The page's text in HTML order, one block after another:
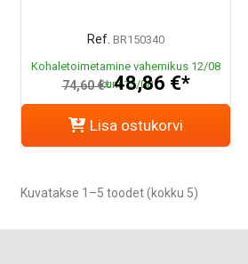
Ref. BR150340
Kohaletoimetamine vahemikus 12/08
kuni 13/08
74,60 €* 48,86 €*
Lisa ostukorvi
Kuvatakse 1–5 toodet (kokku 5)